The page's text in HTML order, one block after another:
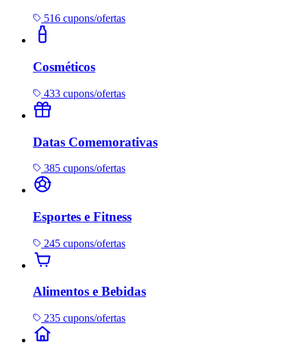
516 cupons/ofertas
Cosméticos
433 cupons/ofertas
Datas Comemorativas
385 cupons/ofertas
Esportes e Fitness
245 cupons/ofertas
Alimentos e Bebidas
235 cupons/ofertas